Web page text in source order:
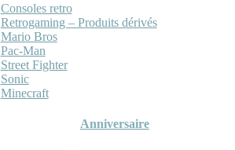
Consoles retro
Retrogaming – Produits dérivés
Mario Bros
Pac-Man
Street Fighter
Sonic
Minecraft
Anniversaire